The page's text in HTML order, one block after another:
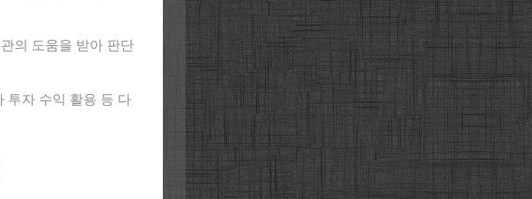
의 도움을 받아 판단
투자 수익 활용 등 다